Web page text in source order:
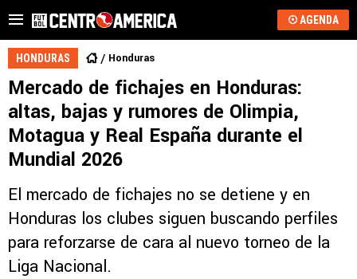
AGENDA
HONDURAS Honduras
Mercado de fichajes en Honduras:
altas, bajas y rumores de Olimpia,
Motagua y Real España durante el
Mundial 2026
El mercado de fichajes no se detiene y en
Honduras los clubes siguen buscando perfiles
para reforzarse de cara al nuevo torneo de la
Liga Nacional.